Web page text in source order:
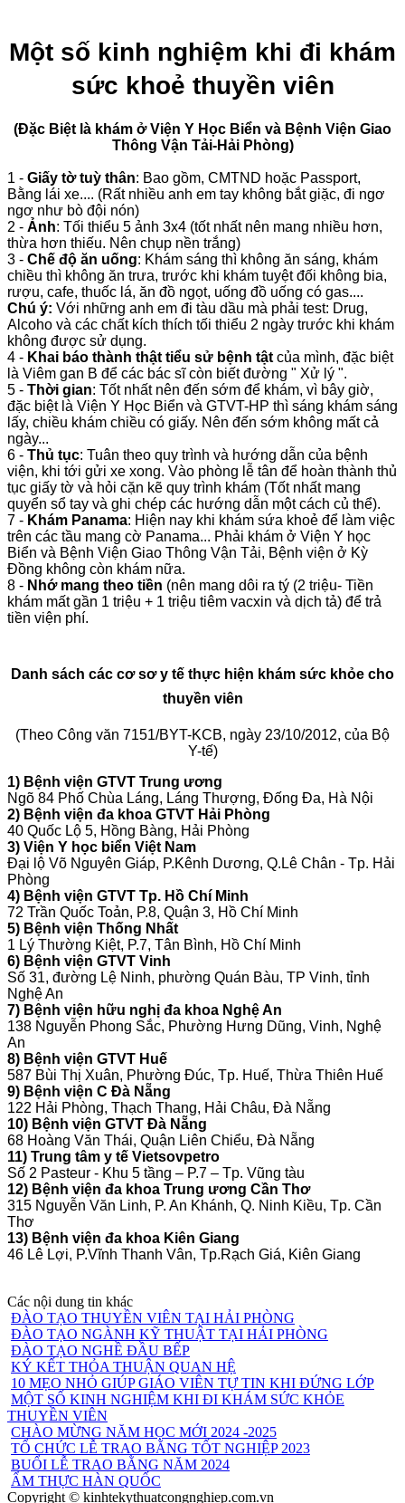
Một số kinh nghiệm khi đi khám
sức khoẻ thuyền viên
(Đặc Biệt là khám ở Viện Y Học Biển và Bệnh Viện Giao
Thông Vận Tải-Hải Phòng)
1 - Giấy tờ tuỳ thân: Bao gồm, CMTND hoặc Passport,
Bằng lái xe.... (Rất nhiều anh em tay không bắt giặc, đi ngơ
ngơ như bò đội nón)
2 - Ảnh: Tối thiểu 5 ảnh 3x4 (tốt nhất nên mang nhiều hơn,
thừa hơn thiếu. Nên chụp nền trắng)
3 - Chế độ ăn uống: Khám sáng thì không ăn sáng, khám
chiều thì không ăn trưa, trước khi khám tuyệt đối không bia,
rượu, cafe, thuốc lá, ăn đồ ngọt, uống đồ uống có gas....
Chú ý: Với những anh em đi tàu dầu mà phải test: Drug,
Alcoho và các chất kích thích tối thiểu 2 ngày trước khi khám
không được sử dụng.
4 - Khai báo thành thật tiểu sử bệnh tật của mình, đặc biệt
là Viêm gan B để các bác sĩ còn biết đường " Xử lý ".
5 - Thời gian: Tốt nhất nên đến sớm để khám, vì bây giờ,
đặc biệt là Viện Y Học Biển và GTVT-HP thì sáng khám sáng
lấy, chiều khám chiều có giấy. Nên đến sớm không mất cả
ngày...
6 - Thủ tục: Tuân theo quy trình và hướng dẫn của bệnh
viện, khi tới gửi xe xong. Vào phòng lễ tân để hoàn thành thủ
tục giấy tờ và hỏi cặn kẽ quy trình khám (Tốt nhất mang
quyển sổ tay và ghi chép các hướng dẫn một cách củ thể).
7 - Khám Panama: Hiện nay khi khám sứa khoẻ để làm việc
trên các tầu mang cờ Panama... Phải khám ở Viện Y học
Biển và Bệnh Viện Giao Thông Vận Tải, Bệnh viện ở Kỳ
Đồng không còn khám nữa.
8 - Nhớ mang theo tiền (nên mang dôi ra tý (2 triệu- Tiền
khám mất gần 1 triệu + 1 triệu tiêm vacxin và dịch tả) để trả
tiền viện phí.
Danh sách các cơ sơ y tế thực hiện khám sức khỏe cho
thuyền viên
(Theo Công văn 7151/BYT-KCB, ngày 23/10/2012, của Bộ
Y-tế)
1) Bệnh viện GTVT Trung ương
Ngõ 84 Phố Chùa Láng, Láng Thượng, Đống Đa, Hà Nội
2) Bệnh viện đa khoa GTVT Hải Phòng
40 Quốc Lộ 5, Hồng Bàng, Hải Phòng
3) Viện Y học biển Việt Nam
Đại lộ Võ Nguyên Giáp, P.Kênh Dương, Q.Lê Chân - Tp. Hải
Phòng
4) Bệnh viện GTVT Tp. Hồ Chí Minh
72 Trần Quốc Toản, P.8, Quận 3, Hồ Chí Minh
5) Bệnh viện Thống Nhất
1 Lý Thường Kiệt, P.7, Tân Bình, Hồ Chí Minh
6) Bệnh viện GTVT Vinh
Số 31, đường Lệ Ninh, phường Quán Bàu, TP Vinh, tỉnh
Nghệ An
7) Bệnh viện hữu nghị đa khoa Nghệ An
138 Nguyễn Phong Sắc, Phường Hưng Dũng, Vinh, Nghệ
An
8) Bệnh viện GTVT Huế
587 Bùi Thị Xuân, Phường Đúc, Tp. Huế, Thừa Thiên Huế
9) Bệnh viện C Đà Nẵng
122 Hải Phòng, Thạch Thang, Hải Châu, Đà Nẵng
10) Bệnh viện GTVT Đà Nẵng
68 Hoàng Văn Thái, Quận Liên Chiểu, Đà Nẵng
11) Trung tâm y tế Vietsovpetro
Số 2 Pasteur - Khu 5 tầng – P.7 – Tp. Vũng tàu
12) Bệnh viện đa khoa Trung ương Cần Thơ
315 Nguyễn Văn Linh, P. An Khánh, Q. Ninh Kiều, Tp. Cần
Thơ
13) Bệnh viện đa khoa Kiên Giang
46 Lê Lợi, P.Vĩnh Thanh Vân, Tp.Rạch Giá, Kiên Giang
Các nội dung tin khác
ĐÀO TẠO THUYỀN VIÊN TẠI HẢI PHÒNG
ĐÀO TẠO NGÀNH KỸ THUẬT TẠI HẢI PHÒNG
ĐÀO TẠO NGHỀ ĐẦU BẾP
KÝ KẾT THỎA THUẬN QUAN HỆ
10 MẸO NHỎ GIÚP GIÁO VIÊN TỰ TIN KHI ĐỨNG LỚP
MỘT SỐ KINH NGHIỆM KHI ĐI KHÁM SỨC KHỎE
THUYỀN VIÊN
CHÀO MỪNG NĂM HỌC MỚI 2024 -2025
TỔ CHỨC LỄ TRAO BẰNG TỐT NGHIỆP 2023
BUỔI LỄ TRAO BẰNG NĂM 2024
ẨM THỰC HÀN QUỐC
Copyright © kinhtekythuatcongnghiep.com.vn